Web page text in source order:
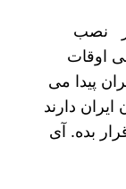
نصب
اوقات
پیدا می‌
دارند
بده. آی‌